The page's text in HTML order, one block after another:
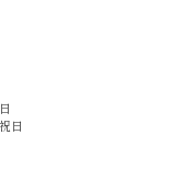
日